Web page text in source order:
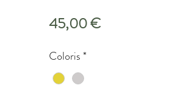
45,00 €Prix
Coloris*